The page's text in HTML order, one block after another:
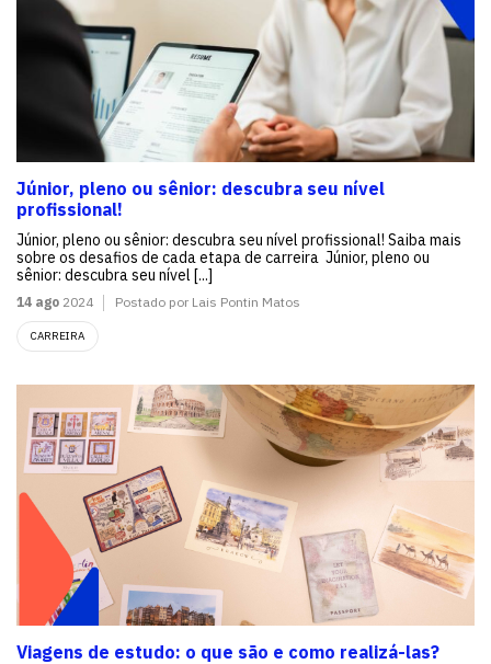
Júnior, pleno ou sênior: descubra seu nível
profissional!
Júnior, pleno ou sênior: descubra seu nível profissional! Saiba mais
sobre os desafios de cada etapa de carreira Júnior, pleno ou
sênior: descubra seu nível [...]
14 ago 2024 Postado por Lais Pontin Matos
CARREIRA
Viagens de estudo: o que são e como realizá-las?